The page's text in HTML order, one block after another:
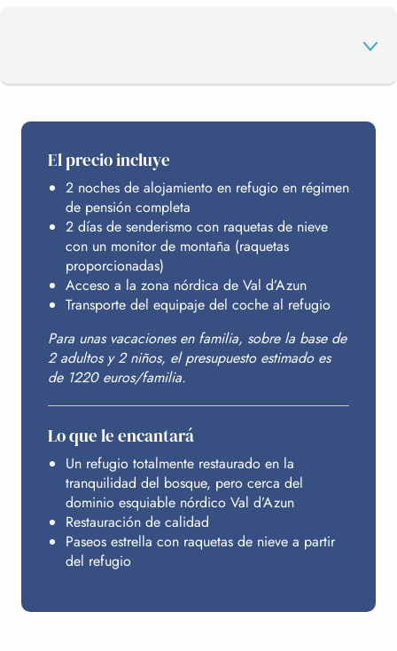
SU ZONA NÓRDICA
ALOJAMIENTO
El precio incluye
2 noches de alojamiento en refugio en régimen
de pensión completa
2 días de senderismo con raquetas de nieve
con un monitor de montaña (raquetas
proporcionadas)
Acceso a la zona nórdica de Val d’Azun
Transporte del equipaje del coche al refugio
Para unas vacaciones en familia, sobre la base de
2 adultos y 2 niños, el presupuesto estimado es
de 1220 euros/familia.
Lo que le encantará
Un refugio totalmente restaurado en la
tranquilidad del bosque, pero cerca del
dominio esquiable nórdico Val d’Azun
Restauración de calidad
Paseos estrella con raquetas de nieve a partir
del refugio